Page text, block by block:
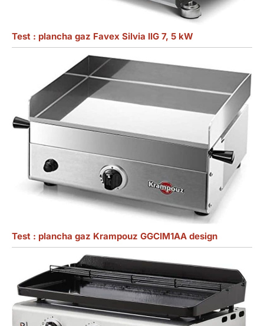
Test : plancha gaz Favex Silvia IIG 7, 5 kW
Test : plancha gaz Krampouz GGCIM1AA design